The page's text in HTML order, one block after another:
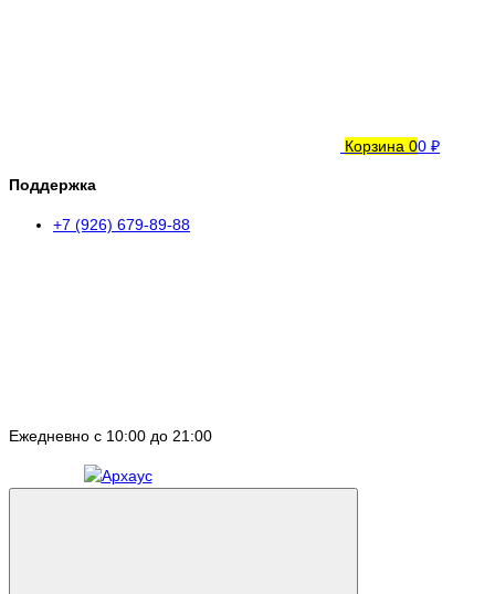
Корзина 00 ₽
Поддержка
+7 (926) 679-89-88
Ежедневно с 10:00 до 21:00